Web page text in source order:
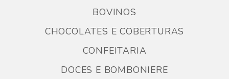
BOVINOS
CHOCOLATES E COBERTURAS
CONFEITARIA
DOCES E BOMBONIERE